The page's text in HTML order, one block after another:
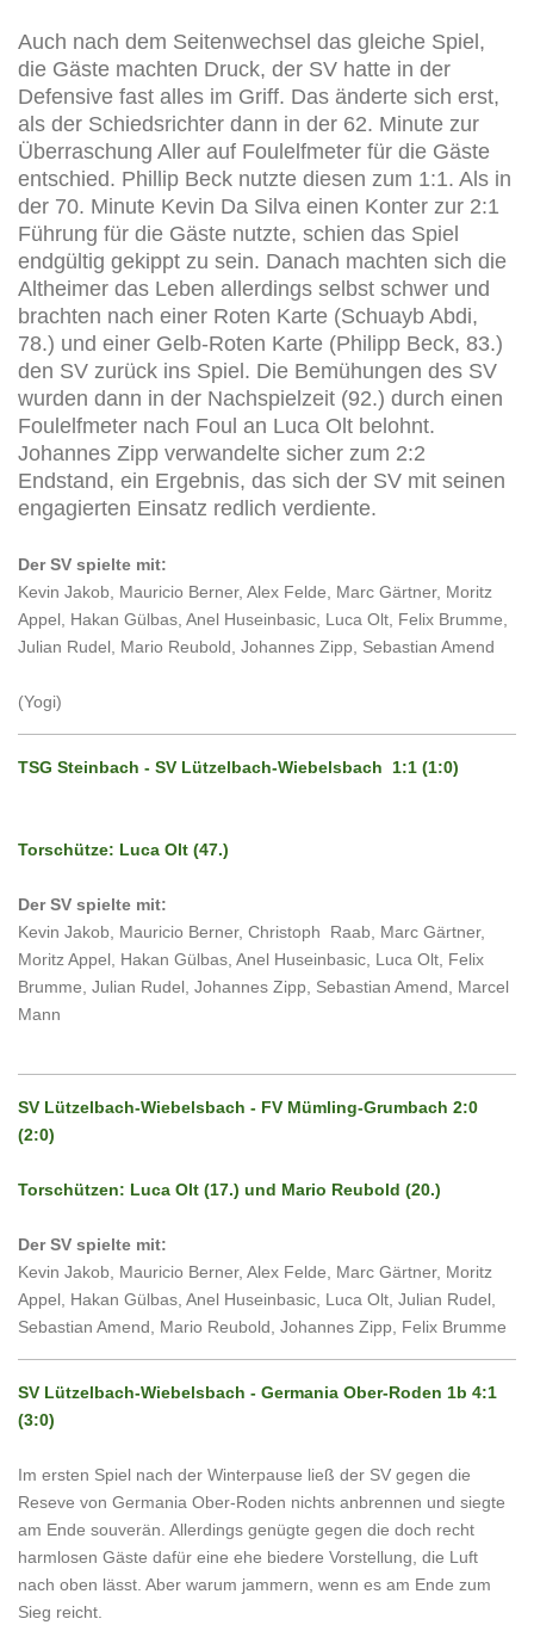
Auch nach dem Seitenwechsel das gleiche Spiel,
die Gäste machten Druck, der SV hatte in der
Defensive fast alles im Griff. Das änderte sich erst,
als der Schiedsrichter dann in der 62. Minute zur
Überraschung Aller auf Foulelfmeter für die Gäste
entschied. Phillip Beck nutzte diesen zum 1:1. Als in
der 70. Minute Kevin Da Silva einen Konter zur 2:1
Führung für die Gäste nutzte, schien das Spiel
endgültig gekippt zu sein. Danach machten sich die
Altheimer das Leben allerdings selbst schwer und
brachten nach einer Roten Karte (Schuayb Abdi,
78.) und einer Gelb-Roten Karte (Philipp Beck, 83.)
den SV zurück ins Spiel. Die Bemühungen des SV
wurden dann in der Nachspielzeit (92.) durch einen
Foulelfmeter nach Foul an Luca Olt belohnt.
Johannes Zipp verwandelte sicher zum 2:2
Endstand, ein Ergebnis, das sich der SV mit seinen
engagierten Einsatz redlich verdiente.
Der SV spielte mit:
Kevin Jakob, Mauricio Berner, Alex Felde, Marc Gärtner, Moritz
Appel, Hakan Gülbas, Anel Huseinbasic, Luca Olt, Felix Brumme,
Julian Rudel, Mario Reubold, Johannes Zipp , Sebastian Amend
(Yogi)
TSG Steinbach - SV Lützelbach-Wiebelsbach 1:1 (1:0)
Torschütze: Luca Olt (47.)
Der SV spielte mit:
Kevin Jakob, Mauricio Berner, Christoph Raab, Marc Gärtner,
Moritz Appel, Hakan Gülbas, Anel Huseinbasic, Luca Olt, Felix
Brumme, Julian Rudel, Johannes Zipp, Sebastian Amend, Marcel
Mann
SV Lützelbach-Wiebelsbach - FV Mümling-Grumbach 2:0
(2:0)
Torschützen: Luca Olt (17.) und Mario Reubold (20.)
Der SV spielte mit:
Kevin Jakob, Mauricio Berner, Alex Felde, Marc Gärtner, Moritz
Appel, Hakan Gülbas, Anel Huseinbasic, Luca Olt, Julian Rudel,
Sebastian Amend, Mario Reubold, Johannes Zipp, Felix Brumme
SV Lützelbach-Wiebelsbach - Germania Ober-Roden 1b 4:1
(3:0)
Im ersten Spiel nach der Winterpause ließ der SV gegen die
Reseve von Germania Ober-Roden nichts anbrennen und siegte
am Ende souverän. Allerdings genügte gegen die doch recht
harmlosen Gäste dafür eine ehe biedere Vorstellung, die Luft
nach oben lässt. Aber warum jammern, wenn es am Ende zum
Sieg reicht.